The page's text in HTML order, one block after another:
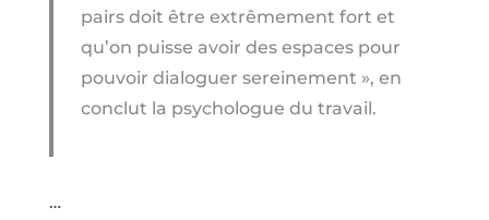
pairs doit être extrêmement fort et
qu’on puisse avoir des espaces pour
pouvoir dialoguer sereinement », en
conclut la psychologue du travail.
…